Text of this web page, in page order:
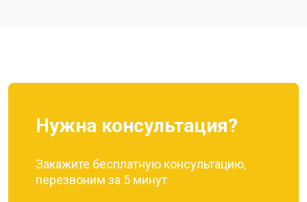
Нужна консультация?
Закажите бесплатную консультацию,
перезвоним за 5 минут